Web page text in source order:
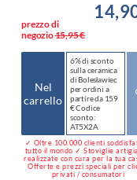
prezzo di
negozio15,95 €
Nel
carrello
6% di sconto
sulla ceramica
di Bolesławiec
per ordini a
partire da 159
€ Codice
sconto:
AT5X2A
✓ Oltre 100.000 clienti
tutto il mondo ✓ Stoviglie
realizzate con cura per la tua
Offerte e prezzi speciali per
privati / consumatori